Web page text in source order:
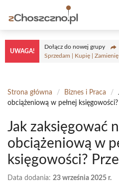
treści
UWAGA!
Dołącz do nowej grupy
Sprzedam | Kupię |
Strona główna / Biznes i Praca /
obciążeniową w pełnej
Jak zaksięgować
obciążeniową w
księgowości?
Data dodania: 23 września 2025 r.